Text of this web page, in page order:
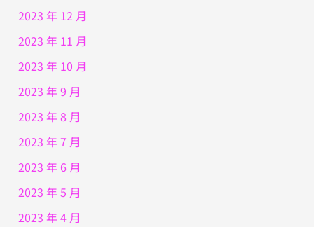
2023 年 12 月
2023 年 11 月
2023 年 10 月
2023 年 9 月
2023 年 8 月
2023 年 7 月
2023 年 6 月
2023 年 5 月
2023 年 4 月